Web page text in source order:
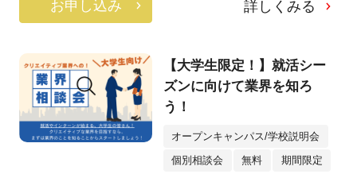
お申し込み 詳しくみる
【大学生限定！】就活シー
ズンに向けて業界を知ろ
う！
オープンキャンパス/学校説明会
個別相談会 無料 期間限定